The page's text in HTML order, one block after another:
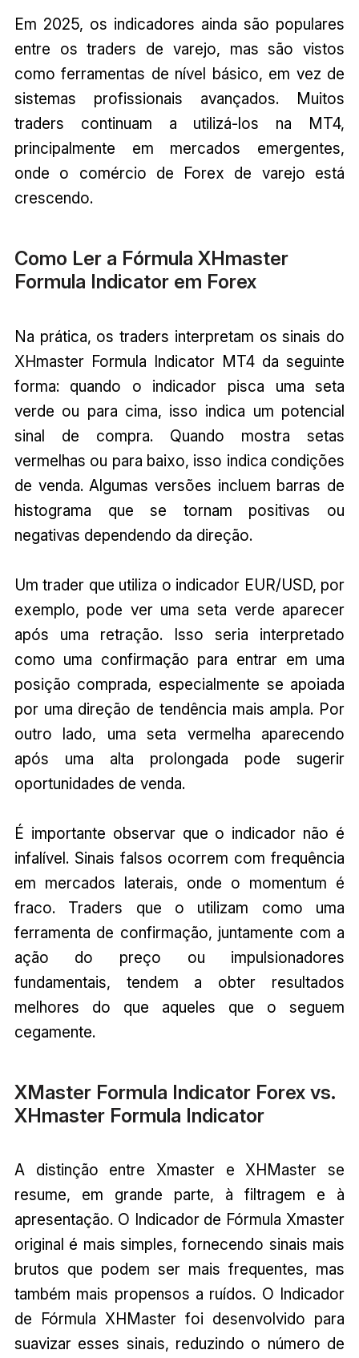
Em 2025, os indicadores ainda são populares
entre os traders de varejo, mas são vistos
como ferramentas de nível básico, em vez de
sistemas profissionais avançados. Muitos
traders continuam a utilizá-los na MT4,
principalmente em mercados emergentes,
onde o comércio de Forex de varejo está
crescendo.
Como Ler a Fórmula XHmaster
Formula Indicator em Forex
Na prática, os traders interpretam os sinais do
XHmaster Formula Indicator MT4 da seguinte
forma: quando o indicador pisca uma seta
verde ou para cima, isso indica um potencial
sinal de compra. Quando mostra setas
vermelhas ou para baixo, isso indica condições
de venda. Algumas versões incluem barras de
histograma que se tornam positivas ou
negativas dependendo da direção.
Um trader que utiliza o indicador EUR/USD, por
exemplo, pode ver uma seta verde aparecer
após uma retração. Isso seria interpretado
como uma confirmação para entrar em uma
posição comprada, especialmente se apoiada
por uma direção de tendência mais ampla. Por
outro lado, uma seta vermelha aparecendo
após uma alta prolongada pode sugerir
oportunidades de venda.
É importante observar que o indicador não é
infalível. Sinais falsos ocorrem com frequência
em mercados laterais, onde o momentum é
fraco. Traders que o utilizam como uma
ferramenta de confirmação, juntamente com a
ação do preço ou impulsionadores
fundamentais, tendem a obter resultados
melhores do que aqueles que o seguem
cegamente.
XMaster Formula Indicator Forex vs.
XHmaster Formula Indicator
A distinção entre Xmaster e XHMaster se
resume, em grande parte, à filtragem e à
apresentação. O Indicador de Fórmula Xmaster
original é mais simples, fornecendo sinais mais
brutos que podem ser mais frequentes, mas
também mais propensos a ruídos. O Indicador
de Fórmula XHMaster foi desenvolvido para
suavizar esses sinais, reduzindo o número de